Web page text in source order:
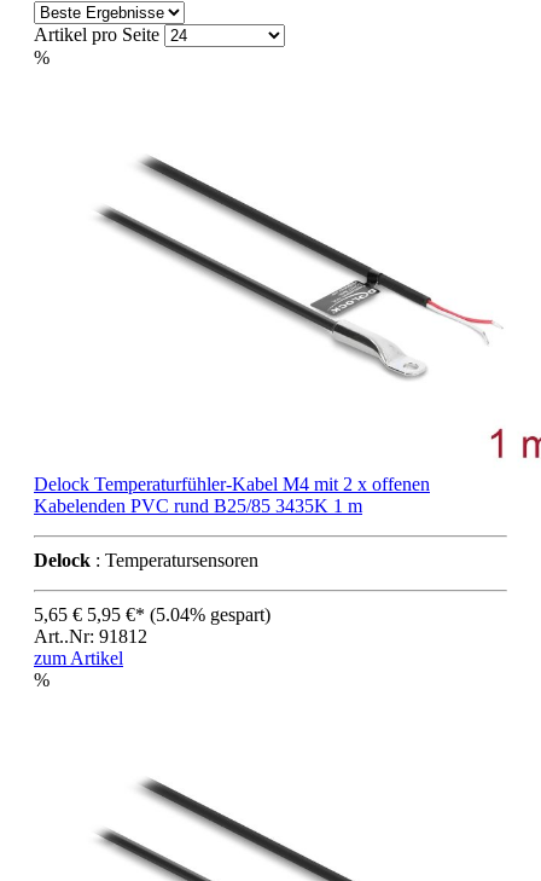
Artikel pro Seite
%
Delock Temperaturfühler-Kabel M4 mit 2 x offenen
Kabelenden PVC rund B25/85 3435K 1 m
Delock : Temperatursensoren
5,65 € 5,95 €* (5.04% gespart)
Art..Nr: 91812
zum Artikel
%